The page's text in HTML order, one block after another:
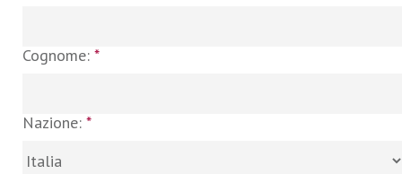
Cognome: *
Nazione: *